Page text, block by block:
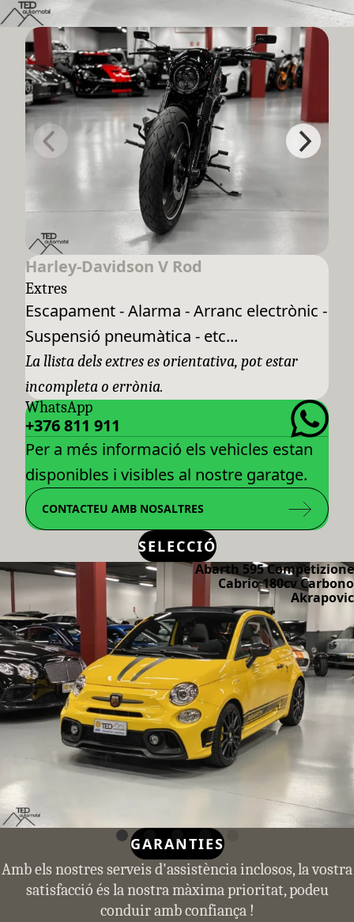
Harley-Davidson V Rod
Extres
Escapament - Alarma - Arranc electrònic -
Suspensió pneumàtica - etc...
La llista dels extres es orientativa, pot estar
incompleta o errònia.
WhatsApp
+376 811 911
Per a més informació els vehicles estan
disponibles i visibles al nostre garatge.
CONTACTEU AMB NOSALTRES
SELECCIÓ
Abarth 595 Competizione
Cabrio 180cv Carbono
Akrapovic
GARANTIES
Amb els nostres serveis d'assistència inclosos, la vostra
satisfacció és la nostra màxima prioritat, podeu
conduir amb confiança !